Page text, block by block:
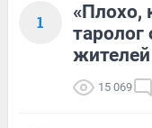
1
«Плохо,
таролог
жителей
15 069